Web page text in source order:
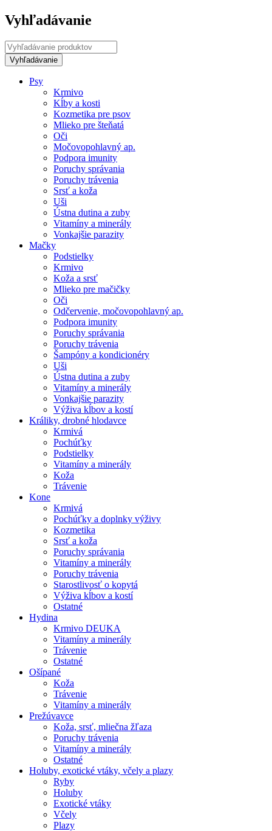
Vyhľadávanie
Psy
Krmivo
Kĺby a kosti
Kozmetika pre psov
Mlieko pre šteňatá
Oči
Močovopohlavný ap.
Podpora imunity
Poruchy správania
Poruchy trávenia
Srsť a koža
Uši
Ústna dutina a zuby
Vitamíny a minerály
Vonkajšie parazity
Mačky
Podstielky
Krmivo
Koža a srsť
Mlieko pre mačičky
Oči
Odčervenie, močovopohlavný ap.
Podpora imunity
Poruchy správania
Poruchy trávenia
Šampóny a kondicionéry
Uši
Ústna dutina a zuby
Vitamíny a minerály
Vonkajšie parazity
Výživa kĺbov a kostí
Králiky, drobné hlodavce
Krmivá
Pochúťky
Podstielky
Vitamíny a minerály
Koža
Trávenie
Kone
Krmivá
Pochúťky a doplnky výživy
Kozmetika
Srsť a koža
Poruchy správania
Vitamíny a minerály
Poruchy trávenia
Starostlivosť o kopytá
Výživa kĺbov a kostí
Ostatné
Hydina
Krmivo DEUKA
Vitamíny a minerály
Trávenie
Ostatné
Ošípané
Koža
Trávenie
Vitamíny a minerály
Prežúvavce
Koža, srsť, mliečna žľaza
Poruchy trávenia
Vitamíny a minerály
Ostatné
Holuby, exotické vtáky, včely a plazy
Ryby
Holuby
Exotické vtáky
Včely
Plazy